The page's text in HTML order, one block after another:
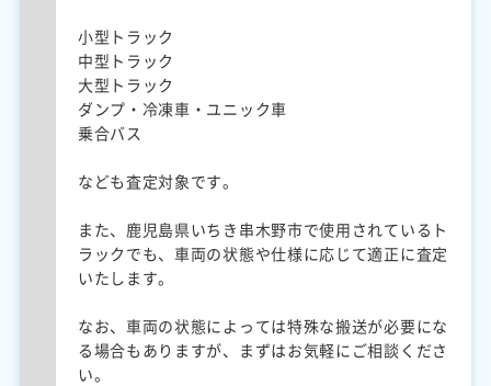
小型トラック
中型トラック
大型トラック
ダンプ・冷凍車・ユニック車
乗合バス
なども査定対象です。
また、鹿児島県いちき串木野市で使用されているト
ラックでも、車両の状態や仕様に応じて適正に査定
いたします。
なお、車両の状態によっては特殊な搬送が必要にな
る場合もありますが、まずはお気軽にご相談くださ
い。